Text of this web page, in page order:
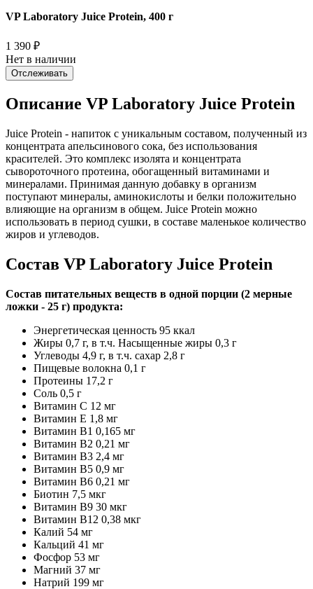
VP Laboratory Juice Protein, 400 г
1 390 ₽
Нет в наличии
Отслеживать
Описание VP Laboratory Juice Protein
Juice Protein - напиток с уникальным составом, полученный из
концентрата апельсинового сока, без использования
красителей. Это комплекс изолята и концентрата
сывороточного протеина, обогащенный витаминами и
минералами. Принимая данную добавку в организм
поступают минералы, аминокислоты и белки положительно
влияющие на организм в общем. Juice Protein можно
использовать в период сушки, в составе маленькое количество
жиров и углеводов.
Состав VP Laboratory Juice Protein
Состав питательных веществ в одной порции (2 мерные
ложки - 25 г) продукта:
Энергетическая ценность 95 ккал
Жиры 0,7 г, в т.ч. Насыщенные жиры 0,3 г
Углеводы 4,9 г, в т.ч. сахар 2,8 г
Пищевые волокна 0,1 г
Протеины 17,2 г
Соль 0,5 г
Витамин C 12 мг
Витамин Е 1,8 мг
Витамин В1 0,165 мг
Витамин В2 0,21 мг
Витамин В3 2,4 мг
Витамин В5 0,9 мг
Витамин В6 0,21 мг
Биотин 7,5 мкг
Витамин В9 30 мкг
Витамин В12 0,38 мкг
Калий 54 мг
Кальций 41 мг
Фосфор 53 мг
Магний 37 мг
Натрий 199 мг